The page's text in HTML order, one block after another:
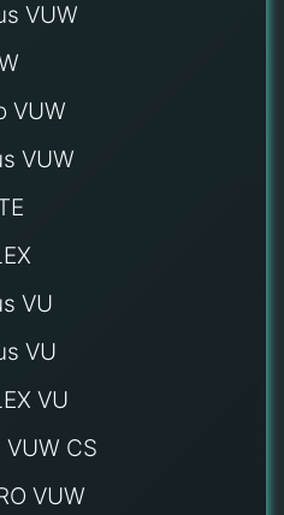
VUW
VUW
VUW
VU
VU
VU
CS
VUW